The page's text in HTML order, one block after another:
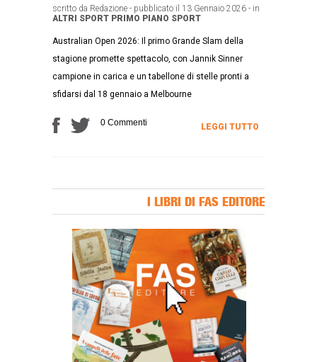
scritto da Redazione - pubblicato il 13 Gennaio 2026 - in
ALTRI SPORT PRIMO PIANO SPORT
Australian Open 2026: Il primo Grande Slam della
stagione promette spettacolo, con Jannik Sinner
campione in carica e un tabellone di stelle pronti a
sfidarsi dal 18 gennaio a Melbourne
0 Commenti LEGGI TUTTO
I LIBRI DI FAS EDITORE